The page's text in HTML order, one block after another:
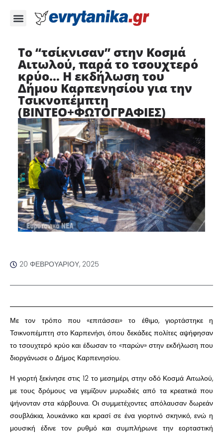
Το “τσίκνισαν” στην Κοσμά
Αιτωλού, παρά το τσουχτερό
κρύο… Η εκδήλωση του
Δήμου Καρπενησίου για την
Τσικνοπέμπτη
(ΒΙΝΤΕΟ+ΦΩΤΟΓΡΑΦΙΕΣ)
20 ΦΕΒΡΟΥΑΡΊΟΥ, 2025
Με τον τρόπο που «επιτάσσει» το έθιμο, γιορτάστηκε η
Τσικνοπέμπτη στο Καρπενήσι, όπου δεκάδες πολίτες αψήφησαν
το τσουχτερό κρύο και έδωσαν το «παρών» στην εκδήλωση που
διοργάνωσε ο Δήμος Καρπενησίου.
Η γιορτή ξεκίνησε στις 12 το μεσημέρι, στην οδό Κοσμά Αιτωλού,
με τους δρόμους να γεμίζουν μυρωδιές από τα κρεατικά που
ψήνονταν στα κάρβουνα. Οι συμμετέχοντες απόλαυσαν δωρεάν
σουβλάκια, λουκάνικο και κρασί σε ένα γιορτινό σκηνικό, ενώ η
μουσική έδινε τον ρυθμό και συμπλήρωνε την εορταστική